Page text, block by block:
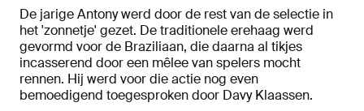
De jarige Antony werd door de rest van de selectie in
het 'zonnetje' gezet. De traditionele erehaag werd
gevormd voor de Braziliaan, die daarna al tikjes
incasserend door een mêlee van spelers mocht
rennen. Hij werd voor die actie nog even
bemoedigend toegesproken door Davy Klaassen.